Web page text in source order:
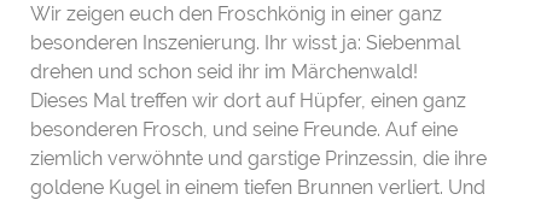
Wir zeigen euch den Froschkönig in einer ganz
besonderen Inszenierung. Ihr wisst ja: Siebenmal
drehen und schon seid ihr im Märchenwald!
Dieses Mal treffen wir dort auf Hüpfer, einen ganz
besonderen Frosch, und seine Freunde. Auf eine
ziemlich verwöhnte und garstige Prinzessin, die ihre
goldene Kugel in einem tiefen Brunnen verliert. Und